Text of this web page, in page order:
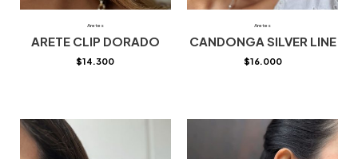
Aretes
ARETE CLIP DORADO
$14.300
Aretes
CANDONGA SILVER LINE
$16.000